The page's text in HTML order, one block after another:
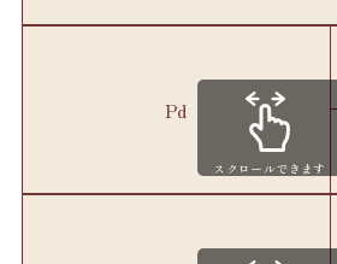
Pd
スクロールできます